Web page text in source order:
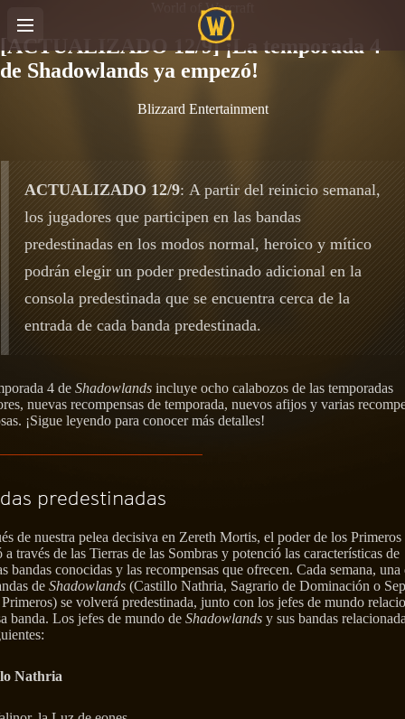
World of Warcraft
[ACTUALIZADO 12/9] ¡La temporada 4
de Shadowlands ya empezó!
Blizzard Entertainment
ACTUALIZADO 12/9: A partir del reinicio semanal,
los jugadores que participen en las bandas
predestinadas en los modos normal, heroico y mítico
podrán elegir un poder predestinado adicional en la
consola predestinada que se encuentra cerca de la
entrada de cada banda predestinada.
4 de Shadowlands incluye ocho calabozos de las temporadas
nuevas recompensas de temporada, nuevos afijos y varias
¡Sigue leyendo para conocer más detalles!
predestinadas
de nuestra pelea decisiva en Zereth Mortis, el poder de los Primeros
a través de las Tierras de las Sombras y potenció las características de
bandas conocidas y las recompensas que ofrecen. Cada semana, una
de Shadowlands (Castillo Nathria, Sagrario de Dominación o
se volverá predestinada, junto con los jefes de mundo
banda. Los jefes de mundo de Shadowlands y sus bandas
Nathria